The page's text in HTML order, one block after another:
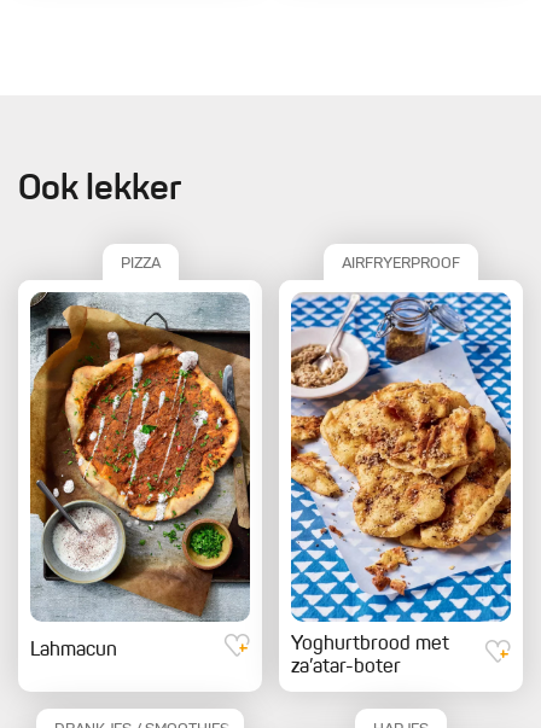
Ook lekker
PIZZA
Lahmacun
AIRFRYERPROOF
Yoghurtbrood met
za’atar-boter